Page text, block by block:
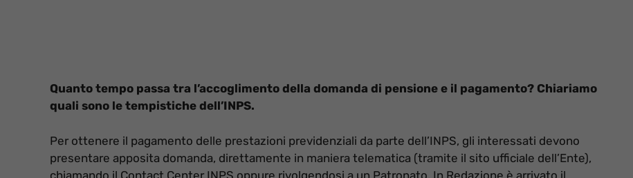
Quanto tempo passa tra l’accoglimento della domanda di pensione e il pagamento? Chiariamo
quali sono le tempistiche dell’INPS.
Per ottenere il pagamento delle prestazioni previdenziali da parte dell’INPS, gli interessati devono
presentare apposita domanda, direttamente in maniera telematica (tramite il sito ufficiale dell’Ente),
chiamando il Contact Center INPS oppure rivolgendosi a un Patronato. In Redazione è arrivato il